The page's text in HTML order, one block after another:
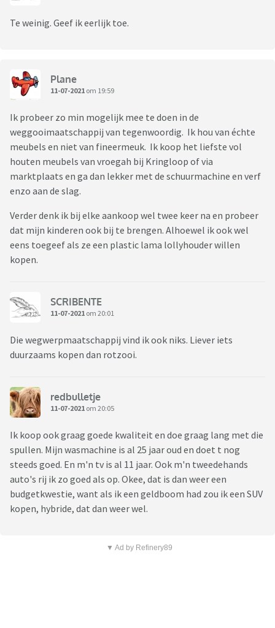
Te weinig. Geef ik eerlijk toe.
Plane
11-07-2021 om 19:59
Ik probeer zo min mogelijk mee te doen in de
weggooimaatschappij van tegenwoordig. Ik hou van échte
meubels en niet van fineermeuk. Ik koop het liefste vol
houten meubels van vroegah bij Kringloop of via
marktplaats en ga dan lekker met de schuurmachine en verf
enzo aan de slag.
Verder denk ik bij elke aankoop wel twee keer na en probeer
dat mijn kinderen ook bij te brengen. Alhoewel ik ook wel
eens toegeef als ze een plastic lama lollyhouder willen
kopen.
SCRIBENTE
11-07-2021 om 20:01
Die wegwerpmaatschappij vind ik ook niks. Liever iets
duurzaams kopen dan rotzooi.
redbulletje
11-07-2021 om 20:05
Ik koop ook graag goede kwaliteit en doe graag lang met die
spullen. Mijn wasmachine is al 25 jaar oud en doet t nog
steeds goed. En m'n tv is al 11 jaar. Ook m'n tweedehands
auto's rij ik zo goed als op. Okee, dat is dan weer een
budgetkwestie, want als ik een geldboom had zou ik een SUV
kopen, hybride, dat dan weer wel.
▼ Ad by Refinery89